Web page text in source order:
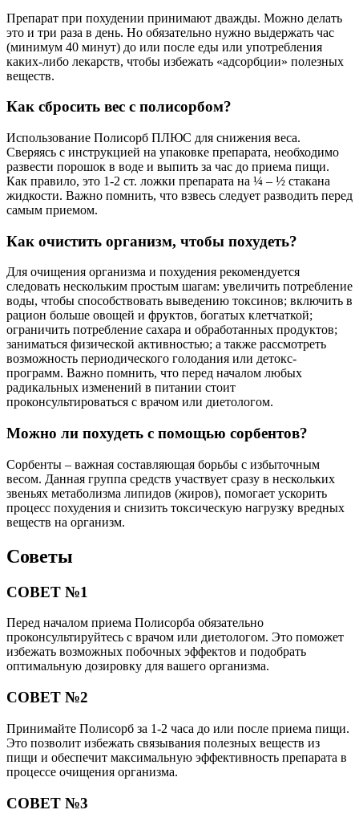
Препарат при похудении принимают дважды. Можно делать
это и три раза в день. Но обязательно нужно выдержать час
(минимум 40 минут) до или после еды или употребления
каких-либо лекарств, чтобы избежать «адсорбции» полезных
веществ.
Как сбросить вес с полисорбом?
Использование Полисорб ПЛЮС для снижения веса.
Сверяясь с инструкцией на упаковке препарата, необходимо
развести порошок в воде и выпить за час до приема пищи.
Как правило, это 1-2 ст. ложки препарата на ¼ – ½ стакана
жидкости. Важно помнить, что взвесь следует разводить перед
самым приемом.
Как очистить организм, чтобы похудеть?
Для очищения организма и похудения рекомендуется
следовать нескольким простым шагам: увеличить потребление
воды, чтобы способствовать выведению токсинов; включить в
рацион больше овощей и фруктов, богатых клетчаткой;
ограничить потребление сахара и обработанных продуктов;
заниматься физической активностью; а также рассмотреть
возможность периодического голодания или детокс-
программ. Важно помнить, что перед началом любых
радикальных изменений в питании стоит
проконсультироваться с врачом или диетологом.
Можно ли похудеть с помощью сорбентов?
Сорбенты – важная составляющая борьбы с избыточным
весом. Данная группа средств участвует сразу в нескольких
звеньях метаболизма липидов (жиров), помогает ускорить
процесс похудения и снизить токсическую нагрузку вредных
веществ на организм.
Советы
СОВЕТ №1
Перед началом приема Полисорба обязательно
проконсультируйтесь с врачом или диетологом. Это поможет
избежать возможных побочных эффектов и подобрать
оптимальную дозировку для вашего организма.
СОВЕТ №2
Принимайте Полисорб за 1-2 часа до или после приема пищи.
Это позволит избежать связывания полезных веществ из
пищи и обеспечит максимальную эффективность препарата в
процессе очищения организма.
СОВЕТ №3